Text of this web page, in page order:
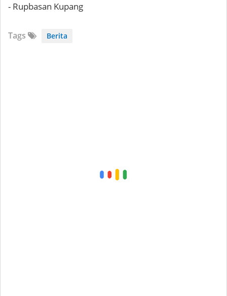
- Rupbasan Kupang
Tags Berita